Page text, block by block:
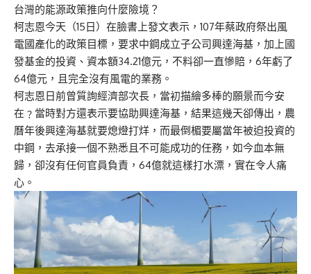
台灣的能源政策推向什麼險境？
柯志恩今天（15日）在臉書上發文表示，107年蔡政府祭出風
電國產化的政策目標，要求中鋼成立子公司興達海基，加上國
發基金的投資、資本額34.21億元，不料卻一直慘賠，6年虧了
64億元，且完全沒有風電的業務。
柯志恩日前曾質詢經濟部次長，當初描繪多棒的願景而今安
在﹖當時對方還表示要協助興達海基，結果這幾天卻傳出，農
曆年後興達海基就要熄燈打烊，而最倒楣要屬當年被迫投資的
中鋼，去承接一個不熟悉且不可能成功的任務，如今血本無
歸，卻沒有任何官員負責，64億就這樣打水漂，實在令人痛
心。